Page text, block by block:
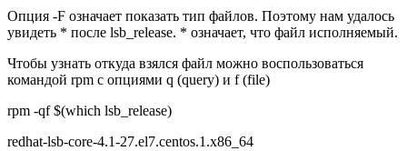
Опция -F означает показать тип файлов. Поэтому нам удалось
увидеть * после lsb_release. * означает, что файл исполняемый.
Чтобы узнать откуда взялся файл можно воспользоваться
командой rpm с опциями q (query) и f (file)
rpm -qf $(which lsb_release)
redhat-lsb-core-4.1-27.el7.centos.1.x86_64